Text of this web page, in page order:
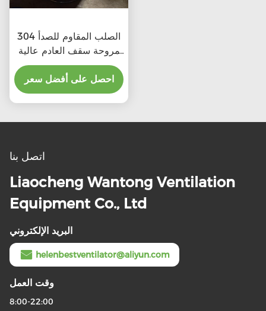
الصلب المقاوم للصدأ 304
مروحة سقف العادم عالية
CFM بسعر تفضيلي
احصل على أفضل سعر
اتصل بنا
Liaocheng Wantong Ventilation
Equipment Co., Ltd
البريد الإلكتروني
helenbestventilator@aliyun.com
وقت العمل
8:00-22:00